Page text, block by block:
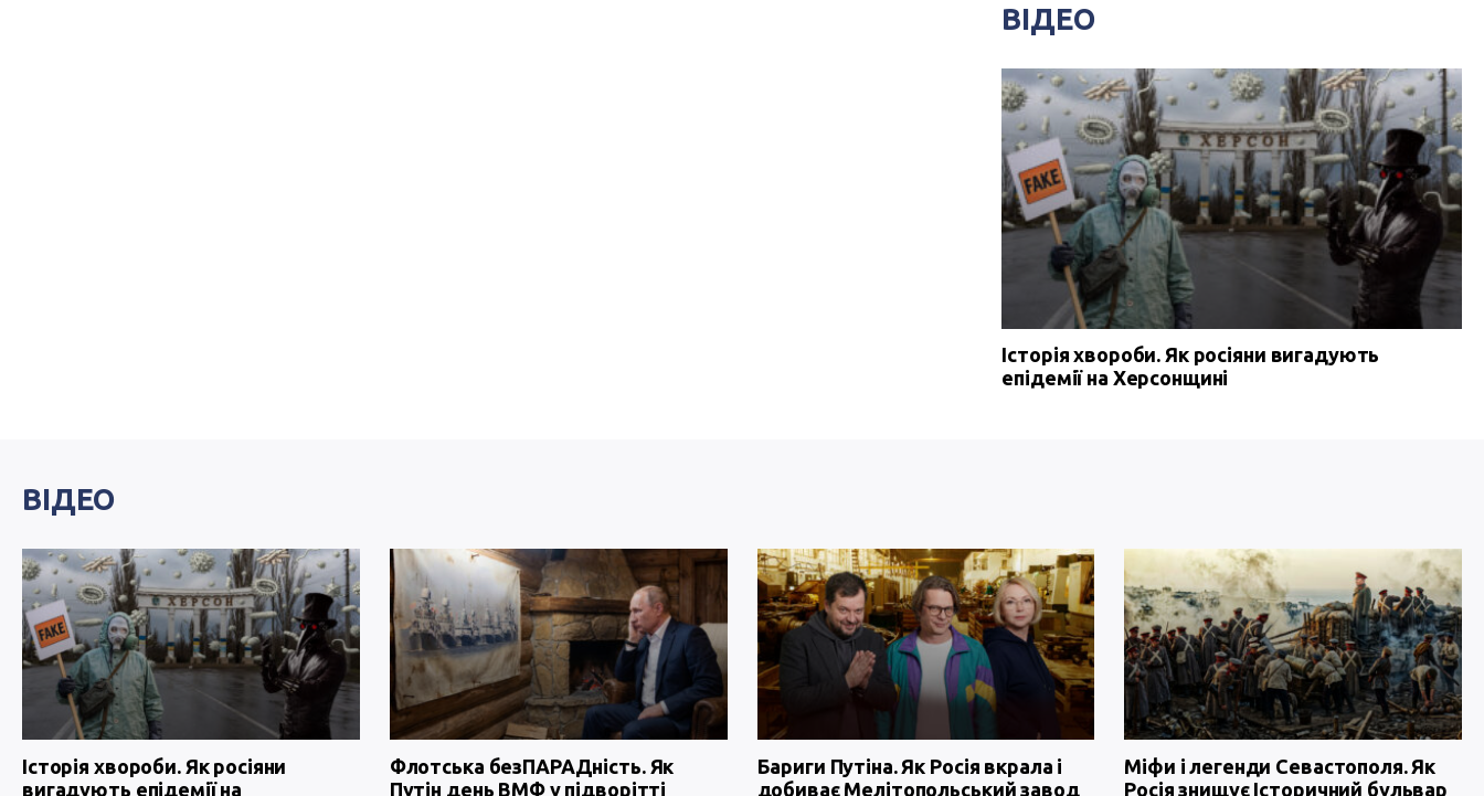
ВІДЕО
Історія хвороби. Як росіяни вигадують
епідемії на Херсонщині
ВІДЕО
Історія хвороби. Як росіяни
вигадують епідемії на
Флотська безПАРАДність. Як
Путін день ВМФ у підворітті
Бариги Путіна. Як Росія вкрала і
добиває Мелітопольський завод
Міфи і легенди Севастополя. Як
Росія знищує Історичний бульвар